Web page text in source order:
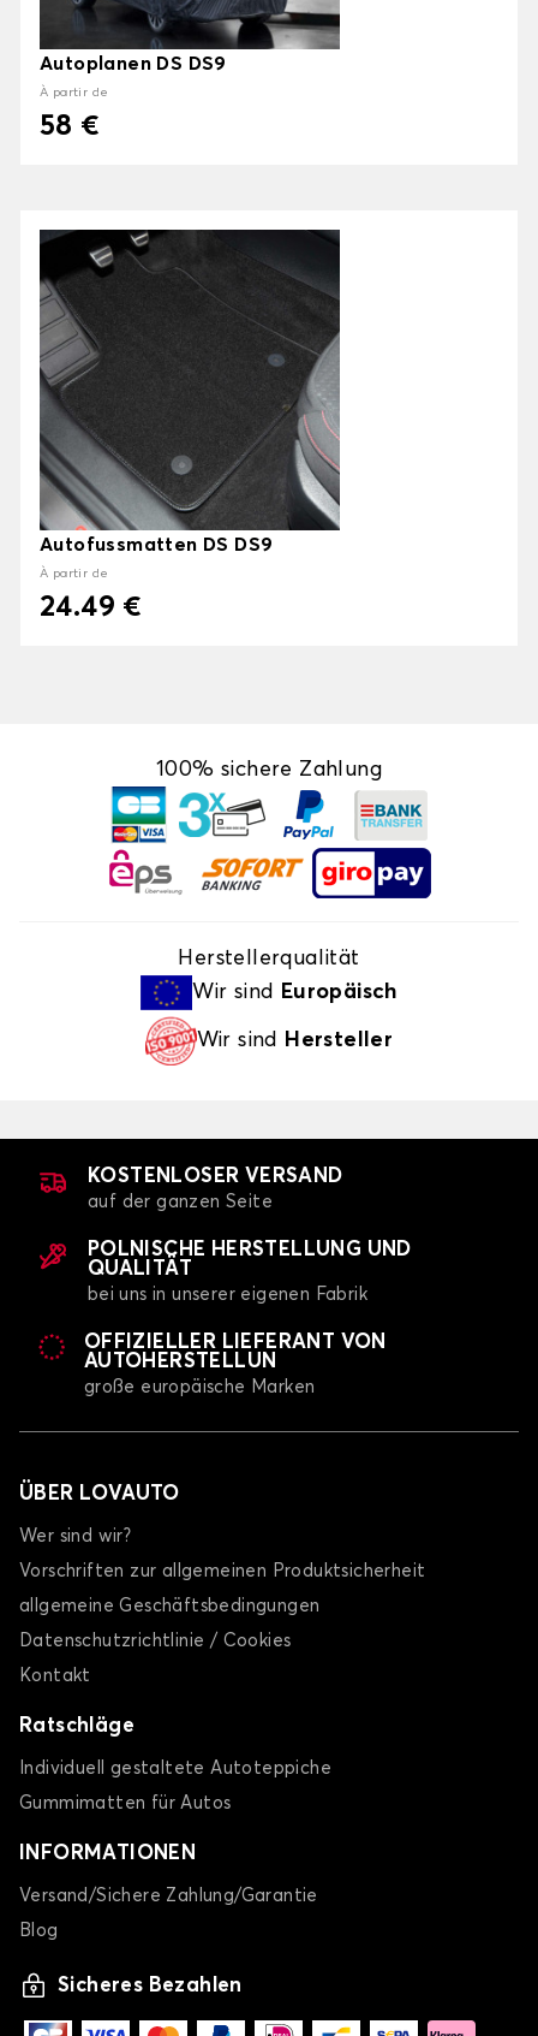
Autoplanen DS DS9
À partir de
58 €
Autofussmatten DS DS9
À partir de
24.49 €
100% sichere Zahlung
Herstellerqualität
Wir sind
Europäisch
Wir sind Hersteller
KOSTENLOSER VERSAND
auf der ganzen Seite
POLNISCHE HERSTELLUNG UND
QUALITÄT
bei uns in unserer eigenen Fabrik
OFFIZIELLER LIEFERANT VON
AUTOHERSTELLUN
große europäische Marken
ÜBER LOVAUTO
Wer sind wir?
Vorschriften zur allgemeinen Produktsicherheit
allgemeine Geschäftsbedingungen
Datenschutzrichtlinie / Cookies
Kontakt
Ratschläge
Individuell gestaltete Autoteppiche
Gummimatten für Autos
INFORMATIONEN
Versand/Sichere Zahlung/Garantie
Blog
Sicheres Bezahlen